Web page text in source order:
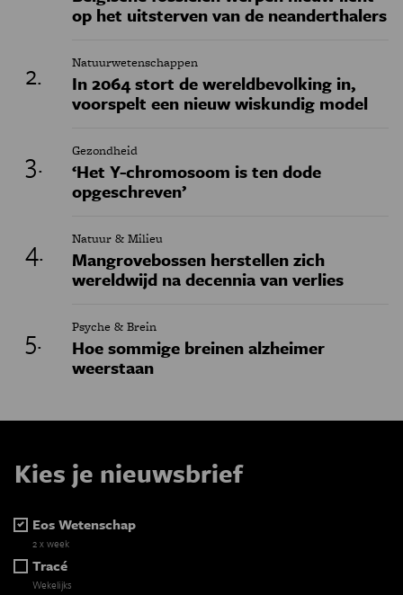
op het uitsterven van de neanderthalers
Natuurwetenschappen
In 2064 stort de wereldbevolking in,
voorspelt een nieuw wiskundig model
Gezondheid
‘Het Y-chromosoom is ten dode
opgeschreven’
Natuur & Milieu
Mangrovebossen herstellen zich
wereldwijd na decennia van verlies
Psyche & Brein
Hoe sommige breinen alzheimer
weerstaan
Kies je nieuwsbrief
Eos Wetenschap
2 x week
Tracé
Wekelijks